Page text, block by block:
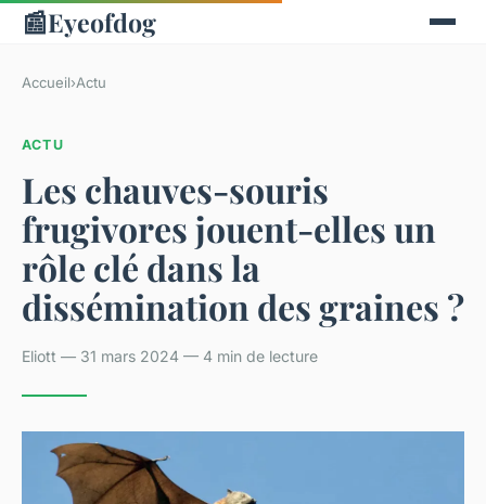
📰Eyeofdog
Accueil›Actu
ACTU
Les chauves-souris
frugivores jouent-elles un
rôle clé dans la
dissémination des graines ?
Eliott — 31 mars 2024 — 4 min de lecture